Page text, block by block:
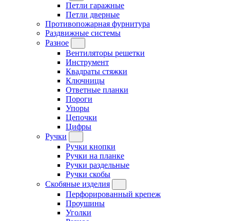
Петли гаражные
Петли дверные
Противопожарная фурнитура
Раздвижные системы
Разное
Вентиляторы решетки
Инструмент
Квадраты стяжки
Ключницы
Ответные планки
Пороги
Упоры
Цепочки
Цифры
Ручки
Ручки кнопки
Ручки на планке
Ручки раздельные
Ручки скобы
Скобяные изделия
Перфорированный крепеж
Проушины
Уголки